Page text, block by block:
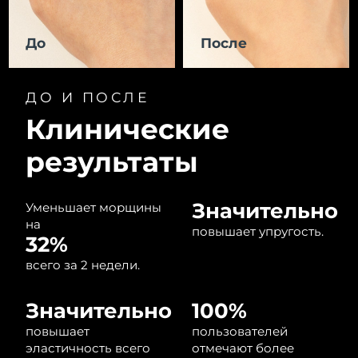
До После
ДО И ПОСЛЕ
Клинические
результаты
Уменьшает морщины
на
32%
всего за 2 недели.
Значительно
повышает упругость.
Значительно
повышает
эластичность всего
100%
пользователей
отмечают более
Израиль
Ожидаемая дата доставки
Италия
Япония
Ожидаемая дата доставки
Казахстан
Ожидаемая дата доставки
Латвия
Ожидаемая дата доставки